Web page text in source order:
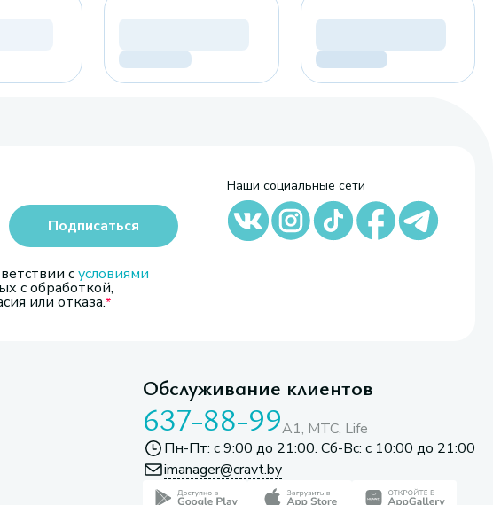
сусловиями
с обработкой,
или отказа.
Подписаться
Наши социальные сети
Обслуживание клиентов
637-88-99A1, МТС, Life
Пн-Пт: с 9:00 до 21:00. Сб-Вс: с 10:00 до 21:00
imanager@cravt.by